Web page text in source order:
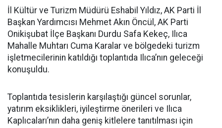
İl Kültür ve Turizm Müdürü Eshabil Yıldız, AK Parti İl
Başkan Yardımcısı Mehmet Akın Öncül, AK Parti
Onikişubat İlçe Başkanı Durdu Safa Kekeç, Ilıca
Mahalle Muhtarı Cuma Karalar ve bölgedeki turizm
işletmecilerinin katıldığı toplantıda Ilıca’nın geleceği
konuşuldu.
Toplantıda tesislerin karşılaştığı güncel sorunlar,
yatırım eksiklikleri, iyileştirme önerileri ve Ilıca
Kaplıcaları’nın daha geniş kitlelere tanıtılması için